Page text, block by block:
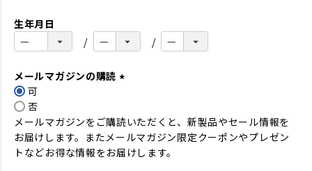
生年月日
メールマガジンの購読
須
)
可
否
メールマガジンをご購読いただくと、新製品やセール情報を
お届けします。またメールマガジン限定クーポンやプレゼン
トなどお得な情報をお届けします。